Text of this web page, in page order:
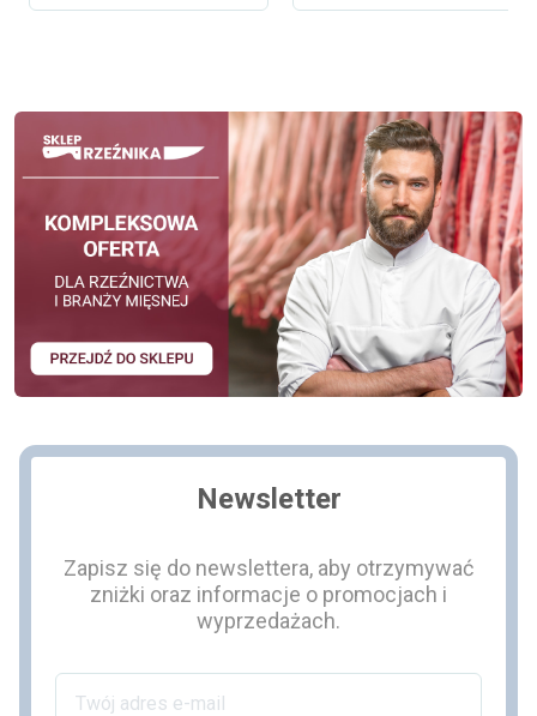
Newsletter
Zapisz się do newslettera, aby otrzymywać
zniżki oraz informacje o promocjach i
wyprzedażach.